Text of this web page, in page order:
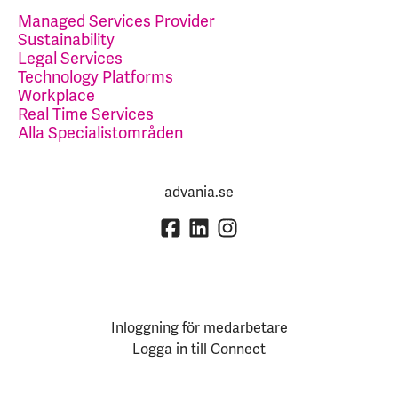
Managed Services Provider
Sustainability
Legal Services
Technology Platforms
Workplace
Real Time Services
Alla Specialistområden
advania.se
Inloggning för medarbetare
Logga in till Connect